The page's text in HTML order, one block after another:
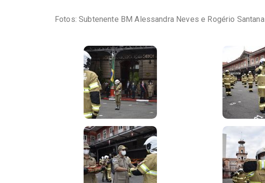
Fotos: Subtenente BM Alessandra Neves e Rogério Santana